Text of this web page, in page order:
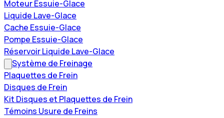
Moteur Essuie-Glace
Liquide Lave-Glace
Cache Essuie-Glace
Pompe Essuie-Glace
Réservoir Liquide Lave-Glace
Système de Freinage
Plaquettes de Frein
Disques de Frein
Kit Disques et Plaquettes de Frein
Témoins Usure de Freins